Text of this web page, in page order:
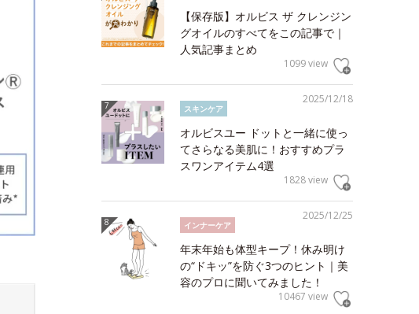
【保存版】オルビス ザ クレンジン
グオイルのすべてをこの記事で｜
人気記事まとめ
1099 view
2025/12/18
スキンケア
オルビスユー ドットと一緒に使っ
てさらなる美肌に！おすすめプラ
スワンアイテム4選
1828 view
2025/12/25
インナーケア
年末年始も体型キープ！休み明け
の“ドキッ”を防ぐ3つのヒント｜美
容のプロに聞いてみました！
10467 view